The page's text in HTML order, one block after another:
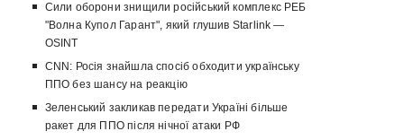
Сили оборони знищили російський комплекс РЕБ
"Волна Купол Гарант", який глушив Starlink —
OSINT
CNN: Росія знайшла спосіб обходити українську
ППО без шансу на реакцію
Зеленський закликав передати Україні більше
ракет для ППО після нічної атаки РФ